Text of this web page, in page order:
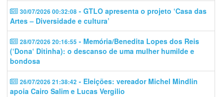
30/07/2026 00:32:08 - GTLO apresenta o projeto ‘Casa das
Artes – Diversidade e cultura’
28/07/2026 20:16:55 - Memória/Benedita Lopes dos Reis
(‘Dona‘ Ditinha): o descanso de uma mulher humilde e
bondosa
26/07/2026 21:38:42 - Eleições: vereador Michel Mindlin
apoia Cairo Salim e Lucas Vergilio